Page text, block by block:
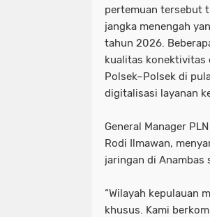
pertemuan tersebut
jangka menengah
tahun 2026.
kualitas konektivitas
Polsek–Polsek di
digitalisasi layanan
General Manager
Rodi Ilmawan,
jaringan di Anambas
“Wilayah kepulauan
khusus. Kami